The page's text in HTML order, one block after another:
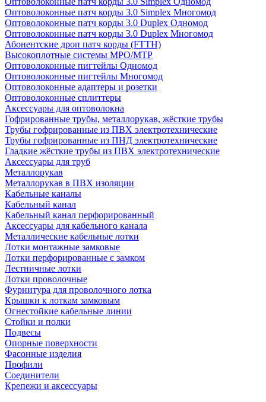
Оптоволоконные патч корды 3.0 Simplex Многомод
Оптоволоконные патч корды 3.0 Duplex Одномод
Оптоволоконные патч корды 3.0 Duplex Многомод
Абонентские дроп патч корды (FTTH)
Высокоплотные системы MPO/MTP
Оптоволоконные пигтейлы Одномод
Оптоволоконные пигтейлы Многомод
Оптоволоконные адаптеры и розетки
Оптоволоконные сплиттеры
Аксессуары для оптоволокна
Гофрированные трубы, металлорукав, жёсткие трубы
Трубы гофрированные из ПВХ электротехнические
Трубы гофрированные из ПНД электротехнические
Гладкие жёсткие трубы из ПВХ электротехнические
Аксессуары для труб
Металлорукав
Металлорукав в ПВХ изоляции
Кабельные каналы
Кабельный канал
Кабельный канал перфорированный
Аксессуары для кабельного канала
Металлические кабельные лотки
Лотки монтажные замковые
Лотки перфорированные с замком
Лестничные лотки
Лотки проволочные
Фурнитура для проволочного лотка
Крышки к лоткам замковым
Огнестойкие кабельные линии
Стойки и полки
Подвесы
Опорные поверхности
Фасонные изделия
Профили
Соединители
Крепежи и аксессуары